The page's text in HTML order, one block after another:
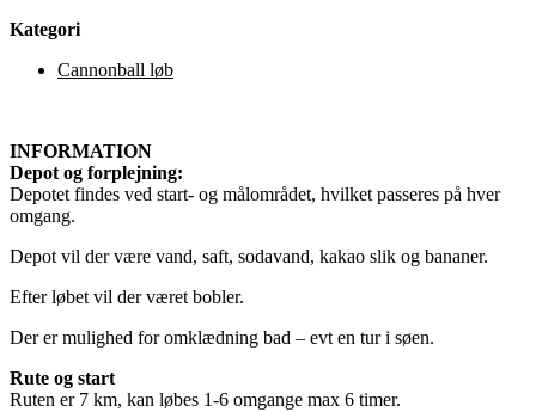
Kategori
Cannonball løb
INFORMATION
Depot og forplejning:
Depotet findes ved start- og målområdet, hvilket passeres på hver
omgang.
Depot vil der være vand, saft, sodavand, kakao slik og bananer.
Efter løbet vil der været bobler.
Der er mulighed for omklædning bad – evt en tur i søen.
Rute og start
Ruten er 7 km, kan løbes 1-6 omgange max 6 timer.